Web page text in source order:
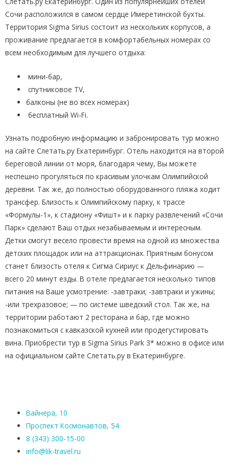
Сочи расположился в самом сердце Имеретинской бухты.
Территория Sigmа Sirius состоит из нескольких корпусов, а
проживание предлагается в комфортабельных номерах со
всем необходимым для лучшего отдыха:
мини-бар,
спутниковое TV,
балконы (не во всех номерах)
бесплатный Wi-Fi.
Узнать подробную информацию и забронировать тур можно
на сайте Слетать.ру Екатеринбург. Отель находится на второй
береговой линии от моря, благодаря чему, Вы можете
неспешно прогуляться по красивым улочкам Олимпийской
деревни. Так же, до полностью оборудованного пляжа ходит
трансфер. Близость к Олимпийскому парку, к трассе
«Формулы-1», к стадиону «Фишт» и к парку развлечений «Сочи
Парк» сделают Ваш отдых незабываемым и интересным.
Детки смогут весело провести время на одной из множества
детских площадок или на аттракционах. Приятным бонусом
станет близость отеля к Сигма Сириус к Дельфинарию —
всего 20 минут езды. В отеле предлагается несколько типов
питания на Ваше усмотрение: -завтраки; -завтраки и ужины;
-или трехразовое; — по системе шведский стол. Так же, на
территории работают 2 ресторана и бар, где можно
познакомиться с кавказской кухней или продегустировать
вина. Приобрести тур в Sigma Sirius Park 3* можно в офисе или
на официальном сайте Слетать.ру в Екатеринбурге.
Вайнера, 10
Проспект Космонавтов, 54
8 (343) 300-15-00
info@lik-travel.ru